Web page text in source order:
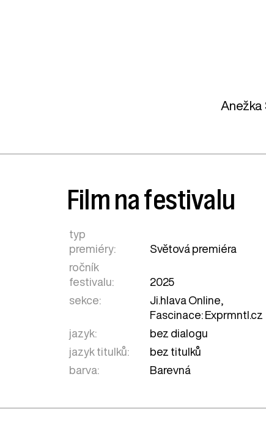
Anežka
Film na festivalu
typ
premiéry:
Světová premiéra
ročník
festivalu:
2025
sekce:
Ji.hlava Online
Fascinace: Exprmntl.cz
jazyk:
bez dialogu
jazyk titulků:
bez titulků
barva:
Barevná